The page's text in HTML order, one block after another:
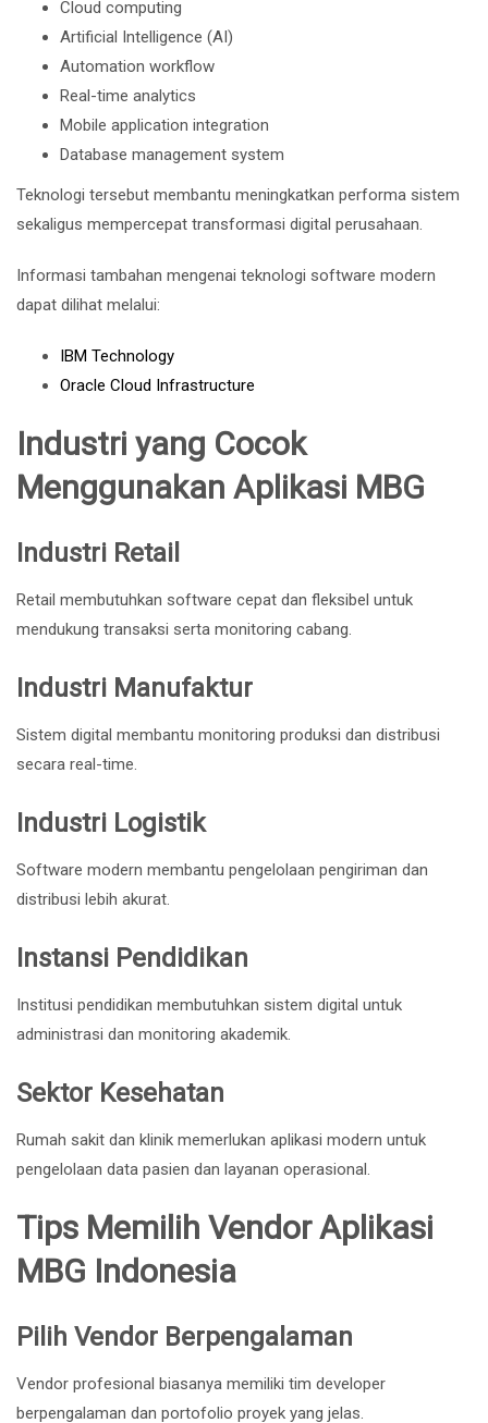
Cloud computing
Artificial Intelligence (AI)
Automation workflow
Real-time analytics
Mobile application integration
Database management system
Teknologi tersebut membantu meningkatkan performa sistem
sekaligus mempercepat transformasi digital perusahaan.
Informasi tambahan mengenai teknologi software modern
dapat dilihat melalui:
IBM Technology
Oracle Cloud Infrastructure
Industri yang Cocok
Menggunakan Aplikasi MBG
Industri Retail
Retail membutuhkan software cepat dan fleksibel untuk
mendukung transaksi serta monitoring cabang.
Industri Manufaktur
Sistem digital membantu monitoring produksi dan distribusi
secara real-time.
Industri Logistik
Software modern membantu pengelolaan pengiriman dan
distribusi lebih akurat.
Instansi Pendidikan
Institusi pendidikan membutuhkan sistem digital untuk
administrasi dan monitoring akademik.
Sektor Kesehatan
Rumah sakit dan klinik memerlukan aplikasi modern untuk
pengelolaan data pasien dan layanan operasional.
Tips Memilih Vendor Aplikasi
MBG Indonesia
Pilih Vendor Berpengalaman
Vendor profesional biasanya memiliki tim developer
berpengalaman dan portofolio proyek yang jelas.